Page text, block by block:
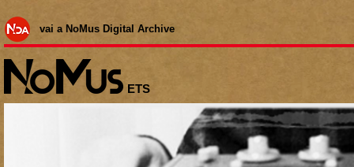
vai a NoMus Digital Archive
ETS